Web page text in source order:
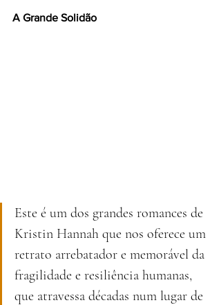
A Grande Solidão
Este é um dos grandes romances de
Kristin Hannah que nos oferece um
retrato arrebatador e memorável da
fragilidade e resiliência humanas,
que atravessa décadas num lugar de